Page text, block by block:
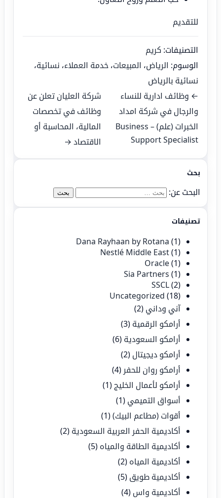
بحث
البحث عن:
تصنيفات
Dana Rayhaan by Rotana (1)
Nestlé Middle East(1)
Oracle(1)
Sia Partners (1)
SSCL(2)
Uncategorized (18)
آني وداني (2)
أرامكو الرقمية (3)
أرامكو السعودية (6)
أرامكو ديجيتال (2)
أرامكو روان للحفر (4)
أرامكو لأعمال الخليج (1)
أسواق التميمي (1)
أقوات (مطاعم البيك)(1)
أكاديمية الحفر العربية السعودية (2)
أكاديمية الطاقة والمياه (5)
أكاديمية المياه (2)
أكاديمية طويق (5)
أكاديمية واس (4)
للتقديم
التصنيفات: كريم
الوسوم: الرياض، المبيعات، خدمة العملاء، نسائية،
نسائية بالرياض
← وظائف ادارية للنساء
والرجال في شركة امداد
الخبرات (علم) – Business
Support Specialist
شركة العليان تعلن عن
وظائف في تخصصات
المالية، المحاسبة أو
الاقتصاد →